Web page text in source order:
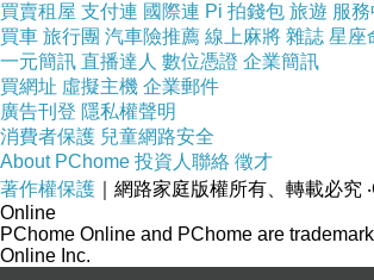
買賣租屋 支付連 國際連 Pi 拍錢包 旅遊 服
買車 旅行團 汽車險推薦 線上麻將 雜誌 星座
一元簡訊 直播達人 數位憑證 企業簡訊
買網址 虛擬主機 企業郵件
廣告刊登 隱私權聲明
消費者保護 兒童網路安全
About PChome 投資人聯絡 徵才
著作權保護 ｜網路家庭版權所有、轉載必究
Online
PChome Online and PChome are
Online Inc.